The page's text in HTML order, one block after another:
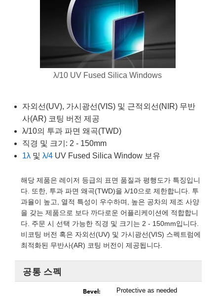
Sputtering) Coated Optics
Elements (DOE)
신제품
Lenses
Targets
Stage Micrometers
Mechanics
and Couplers
Direct Microscopes
and Advanced
Interface Cameras
and Roughness Standards
and Detection
Processing
Development Systems
Optical Company
Components
Labs™
and Production
and Detection
λ/10 UV Fused Silica Windows
자외선(UV), 가시광선(VIS) 및 근적외선(NIR) 무반
사(AR) 코팅 버전 제공
λ/10의 투과 파면 왜곡(TWD)
직경 및 크기: 2 - 150mm
1λ 및 λ/4 UV Fused Silica Window 보유
해당 제품은 레이저 등급의 표면 품질과 평행도가 특징입니
다. 또한, 투과 파면 왜곡(TWD)을 λ/10으로 제한합니다. 투
과율이 높고, 열적 특성이 우수하며, 높은 공차의 제조 사양
을 갖는 제품으로 보다 까다로운 어플리케이션에 적합합니
다. 주문 시 선택 가능한 직경 및 크기는 2 - 150mm입니다.
비코팅 버전 혹은 자외선(UV) 및 가시광선(VIS) 스펙트럼에
최적화된 무반사(AR) 코팅 버전이 제공됩니다.
공통 스펙
Bevel: Protective as needed